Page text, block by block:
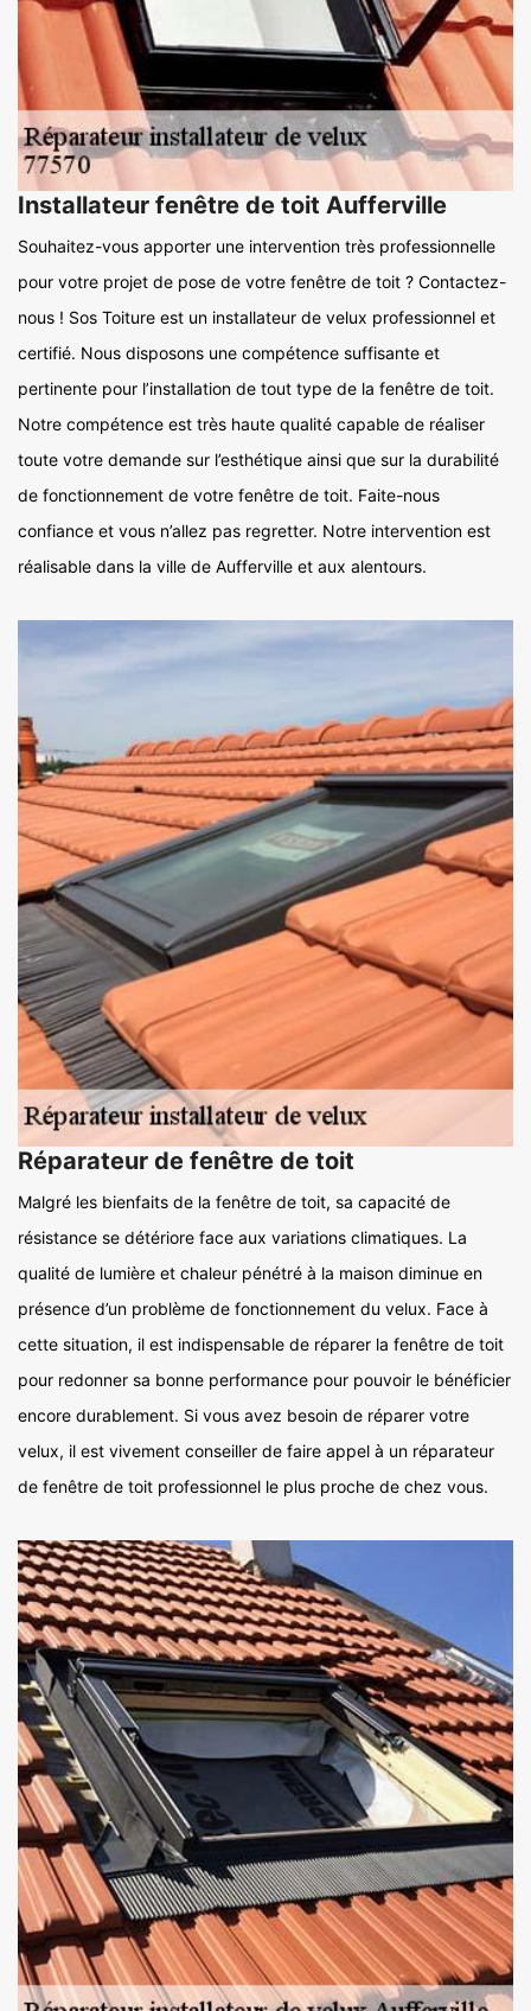
Installateur fenêtre de toit Aufferville
Souhaitez-vous apporter une intervention très professionnelle
pour votre projet de pose de votre fenêtre de toit ? Contactez-
nous ! Sos Toiture est un installateur de velux professionnel et
certifié. Nous disposons une compétence suffisante et
pertinente pour l’installation de tout type de la fenêtre de toit.
Notre compétence est très haute qualité capable de réaliser
toute votre demande sur l’esthétique ainsi que sur la durabilité
de fonctionnement de votre fenêtre de toit. Faite-nous
confiance et vous n’allez pas regretter. Notre intervention est
réalisable dans la ville de Aufferville et aux alentours.
Réparateur de fenêtre de toit
Malgré les bienfaits de la fenêtre de toit, sa capacité de
résistance se détériore face aux variations climatiques. La
qualité de lumière et chaleur pénétré à la maison diminue en
présence d’un problème de fonctionnement du velux. Face à
cette situation, il est indispensable de réparer la fenêtre de toit
pour redonner sa bonne performance pour pouvoir le bénéficier
encore durablement. Si vous avez besoin de réparer votre
velux, il est vivement conseiller de faire appel à un réparateur
de fenêtre de toit professionnel le plus proche de chez vous.